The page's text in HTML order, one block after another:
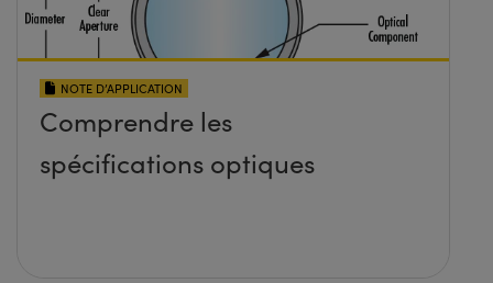
NOTE D’APPLICATION
Comprendre les
spécifications optiques